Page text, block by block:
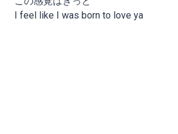
I feel like I was born to love ya